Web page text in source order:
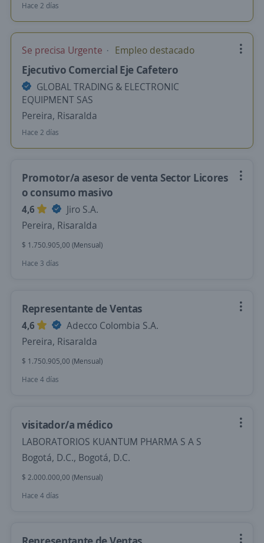
Hace 2 días
Se precisa Urgente Empleo destacado
Ejecutivo Comercial Eje Cafetero
GLOBAL TRADING & ELECTRONIC
EQUIPMENT SAS
Pereira, Risaralda
Hace 2 días
Promotor/a asesor de venta Sector Licores
o consumo masivo
4,6
Jiro S.A.
Pereira, Risaralda
$ 1.750.905,00 (Mensual)
Hace 3 días
Representante de Ventas
4,6
Adecco Colombia S.A.
Pereira, Risaralda
$ 1.750.905,00 (Mensual)
Hace 4 días
visitador/a médico
LABORATORIOS KUANTUM PHARMA S A S
Bogotá, D.C., Bogotá, D.C.
$ 2.000.000,00 (Mensual)
Hace 4 días